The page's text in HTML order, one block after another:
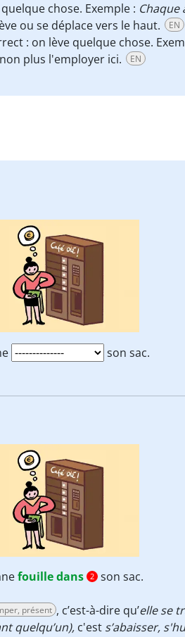
chose. Exemple : Chaque
ou se déplace vers le haut. EN
: on lève quelque chose.
plus l'employer ici. EN
son sac.
fouille dans 2 son sac.
présent , c’est-à-dire qu’elle se
quelqu’un), c'est s’abaisser,